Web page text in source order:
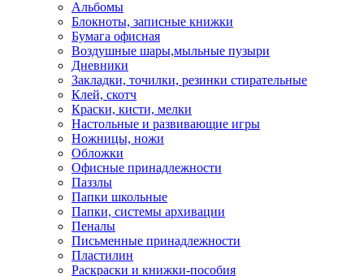
Альбомы
Блокноты, записные книжки
Бумага офисная
Воздушные шары,мыльные пузыри
Дневники
Закладки, точилки, резинки стирательные
Клей, скотч
Краски, кисти, мелки
Настольные и развивающие игры
Ножницы, ножи
Обложки
Офисные принадлежности
Паззлы
Папки школьные
Папки, системы архивации
Пеналы
Письменные принадлежности
Пластилин
Раскраски и книжки-пособия